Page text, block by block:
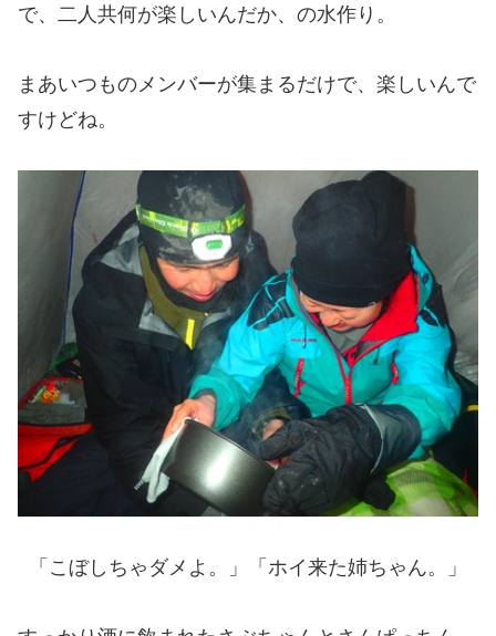
で、二人共何が楽しいんだか、の水作り。
まあいつものメンバーが集まるだけで、楽しいんで
すけどね。
「こぼしちゃダメよ。」「ホイ来た姉ちゃん。」